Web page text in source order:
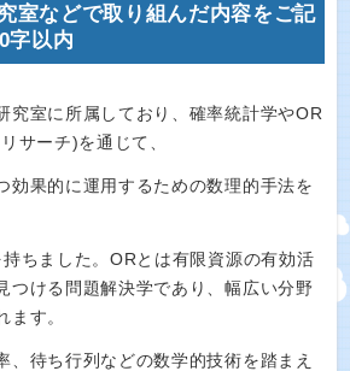
室などで取り組んだ内容をご記
字以内
究室に所属しており、確率統計学やOR
サーチ)を通じて、
効果的に運用するための数理的手法を
ちました。ORとは有限資源の有効活
つける問題解決学であり、幅広い分野
ます。
、待ち行列などの数学的技術を踏まえ